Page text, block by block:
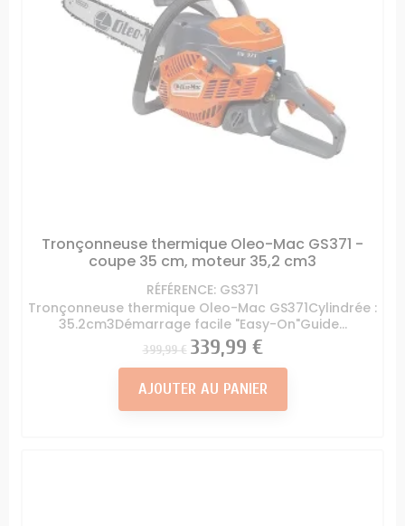
Tronçonneuse thermique Oleo-Mac GS371 -
coupe 35 cm, moteur 35,2 cm3
RÉFÉRENCE: GS371
Tronçonneuse thermique Oleo-Mac GS371Cylindrée :
35.2cm3Démarrage facile "Easy-On"Guide...
Prix
399,99 € Prix
339,99 €
AJOUTER AU PANIER